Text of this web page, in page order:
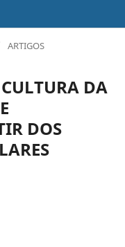
ARTIGOS
DA
DOS